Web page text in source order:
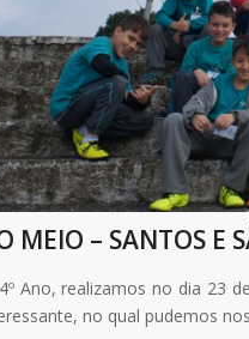
MEIO – SANTOS E
Ano, realizamos no dia 23
no qual pudemos